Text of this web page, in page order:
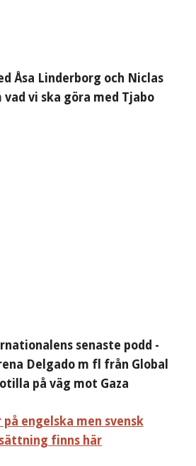
Åsa Linderborg och Niclas
vi ska göra med Tjabo
senaste podd -
Delgado m fl från Global
på väg mot Gaza
engelska men svensk
finns här